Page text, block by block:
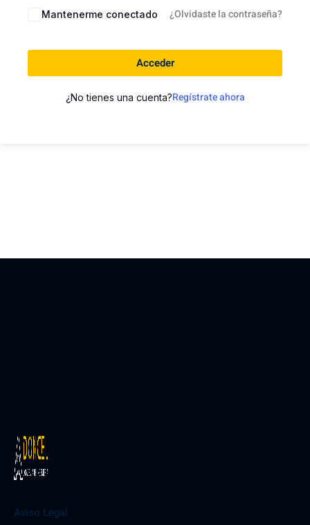
Mantenerme conectado ¿Olvidaste la contraseña?
Acceder
¿No tienes una cuenta?Regístrate ahora
Aviso Legal